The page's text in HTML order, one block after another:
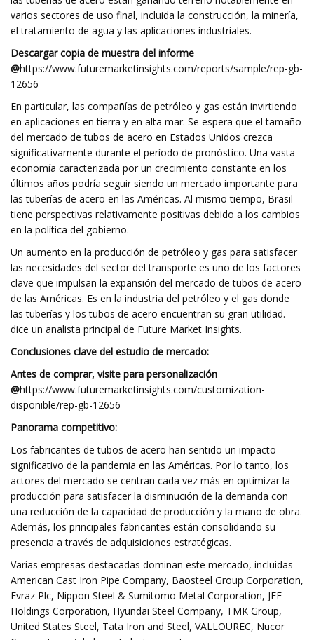
varios sectores de uso final, incluida la construcción, la minería,
el tratamiento de agua y las aplicaciones industriales.
Descargar copia de muestra del informe
@https://www.futuremarketinsights.com/reports/sample/rep-gb-
12656
En particular, las compañías de petróleo y gas están invirtiendo
en aplicaciones en tierra y en alta mar. Se espera que el tamaño
del mercado de tubos de acero en Estados Unidos crezca
significativamente durante el período de pronóstico. Una vasta
economía caracterizada por un crecimiento constante en los
últimos años podría seguir siendo un mercado importante para
las tuberías de acero en las Américas. Al mismo tiempo, Brasil
tiene perspectivas relativamente positivas debido a los cambios
en la política del gobierno.
Un aumento en la producción de petróleo y gas para satisfacer
las necesidades del sector del transporte es uno de los factores
clave que impulsan la expansión del mercado de tubos de acero
de las Américas. Es en la industria del petróleo y el gas donde
las tuberías y los tubos de acero encuentran su gran utilidad.–
dice un analista principal de Future Market Insights.
Conclusiones clave del estudio de mercado:
Antes de comprar, visite para personalización
@https://www.futuremarketinsights.com/customization-
disponible/rep-gb-12656
Panorama competitivo:
Los fabricantes de tubos de acero han sentido un impacto
significativo de la pandemia en las Américas. Por lo tanto, los
actores del mercado se centran cada vez más en optimizar la
producción para satisfacer la disminución de la demanda con
una reducción de la capacidad de producción y la mano de obra.
Además, los principales fabricantes están consolidando su
presencia a través de adquisiciones estratégicas.
Varias empresas destacadas dominan este mercado, incluidas
American Cast Iron Pipe Company, Baosteel Group Corporation,
Evraz Plc, Nippon Steel & Sumitomo Metal Corporation, JFE
Holdings Corporation, Hyundai Steel Company, TMK Group,
United States Steel, Tata Iron and Steel, VALLOUREC, Nucor